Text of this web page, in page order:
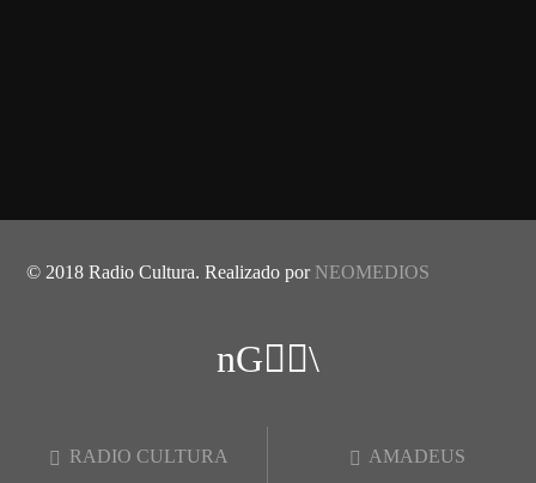
RADIO CULTURA AMADEUS
© 2018 Radio Cultura. Realizado por NEOMEDIOS